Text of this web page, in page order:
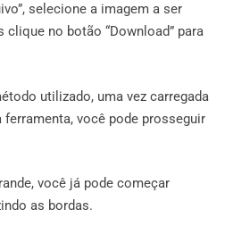
selecione a imagem a ser
clique no botão “Download” para
utilizado, uma vez carregada
você pode prosseguir
você já pode começar
as bordas.